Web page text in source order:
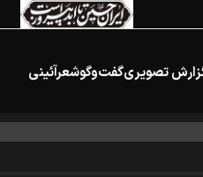
تصویریگفت‌وگوشعرآئینی